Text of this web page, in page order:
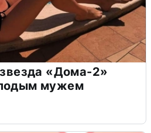
«Дома-2»
мужем